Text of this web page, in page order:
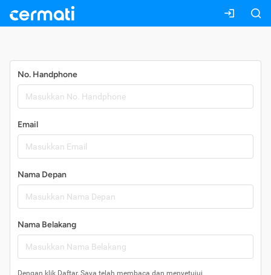
No. Handphone
Email
Nama Depan
Nama Belakang
Dengan klik Daftar, Saya telah membaca dan menyetujui